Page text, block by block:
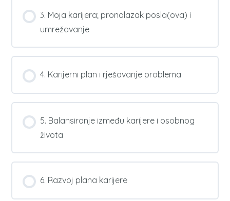
3. Moja karijera; pronalazak posla(ova) i
umrežavanje
4. Karijerni plan i rješavanje problema
5. Balansiranje između karijere i osobnog
života
6. Razvoj plana karijere